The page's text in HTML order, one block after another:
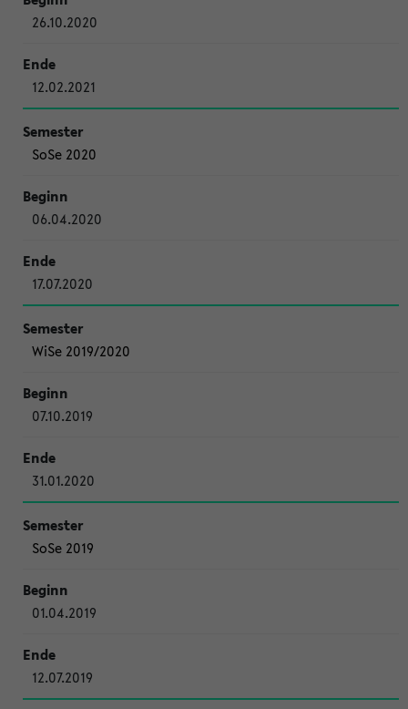
26.10.2020
12.02.2021
SoSe 2020
06.04.2020
17.07.2020
WiSe 2019/2020
07.10.2019
31.01.2020
SoSe 2019
01.04.2019
12.07.2019